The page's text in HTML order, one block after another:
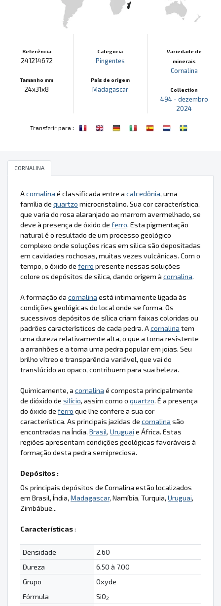
Referência
241214672
Tamanho mm
24x31x8
Categoria
Pingentes
País de origem
Madagascar
Variedade de
minerais
Cornalina
Collection
494 - dezembro
2024
Transferir para :
CORNALINA
Acornalina é classificada entre a calcedônia, uma
família de quartzo microcristalino. Sua cor característica,
que varia do rosa alaranjado ao marrom avermelhado, se
deve à presença de óxido de ferro. Esta pigmentação
natural é o resultado de um processo geológico
complexo onde soluções ricas em sílica são depositadas
em cavidades rochosas, muitas vezes vulcânicas. Com o
tempo, o óxido de ferro presente nessas soluções
colore os depósitos de sílica, dando origem à cornalina.
A formação da cornalina está intimamente ligada às
condições geológicas do local onde se forma. Os
sucessivos depósitos de sílica criam faixas coloridas ou
padrões característicos de cada pedra. Acornalina tem
uma dureza relativamente alta, o que a torna resistente
a arranhões e a torna uma pedra popular em joias. Seu
brilho vítreo e transparência variável, que vai do
translúcido ao opaco, contribuem para sua beleza.
Quimicamente, a cornalina é composta principalmente
de dióxido de silício, assim como o quartzo. É a presença
do óxido de ferro que lhe confere a sua cor
característica. As principais jazidas de cornalina são
encontradas na Índia, Brasil, Uruguai e África. Estas
regiões apresentam condições geológicas favoráveis à
formação desta pedra semipreciosa.
Depósitos :
Os principais depósitos de Cornalina estão localizados
em Brasil, Índia, Madagascar, Namíbia, Turquia, Uruguai,
Zimbábue...
Características:
Densidade
2.60
Dureza
6.50 à 7.00
Grupo
Oxyde
Fórmula
SiO2